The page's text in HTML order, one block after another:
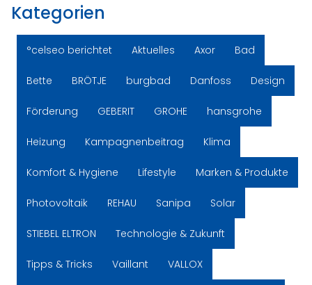
Kategorien
°celseo berichtet Aktuelles Axor Bad
Bette BRÖTJE burgbad Danfoss Design
Förderung GEBERIT GROHE hansgrohe
Heizung Kampagnenbeitrag Klima
Komfort & Hygiene Lifestyle Marken & Produkte
Photovoltaik REHAU Sanipa Solar
STIEBEL ELTRON Technologie & Zukunft
Tipps & Tricks Vaillant VALLOX